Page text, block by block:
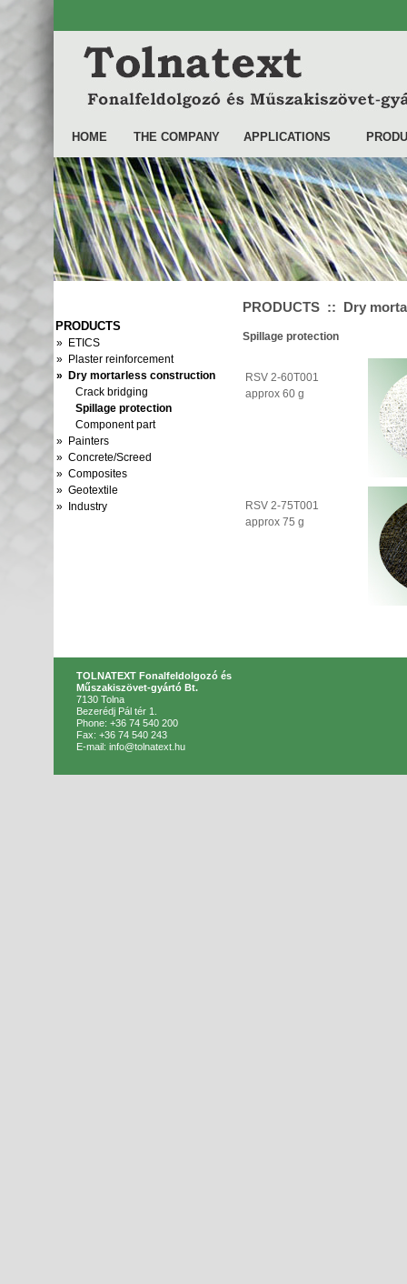
HOME THE COMPANY APPLICATIONS
PRODUCTS
» ETICS
» Plaster reinforcement
» Dry mortarless construction
Crack bridging
Spillage protection
Component part
» Painters
» Concrete/Screed
» Composites
» Geotextile
» Industry
PRODUCTS :: Dry
Spillage protection
RSV 2-60T001
approx 60 g
RSV 2-75T001
approx 75 g
TOLNATEXT Fonalfeldolgozó és
Műszakiszövet-gyártó Bt.
7130 Tolna
Bezerédj Pál tér 1.
Phone: +36 74 540 200
Fax: +36 74 540 243
E-mail: info@tolnatext.hu